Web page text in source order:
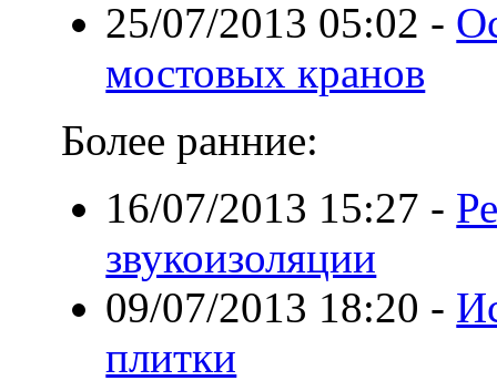
25/07/2013 05:02 -
мостовых кранов
Более ранние:
16/07/2013 15:27 -
звукоизоляции
09/07/2013 18:20 -
плитки